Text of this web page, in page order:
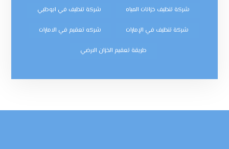
شركة تنظيف خزانات المياه شركة تنظيف في ابوظبي
شركة تنظيف في الإمارات شركه تعقيم في الامارات
طريقة تعقيم الخزان الارضي